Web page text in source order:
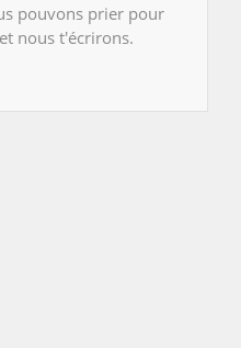
pouvons prier pour
nous t'écrirons.